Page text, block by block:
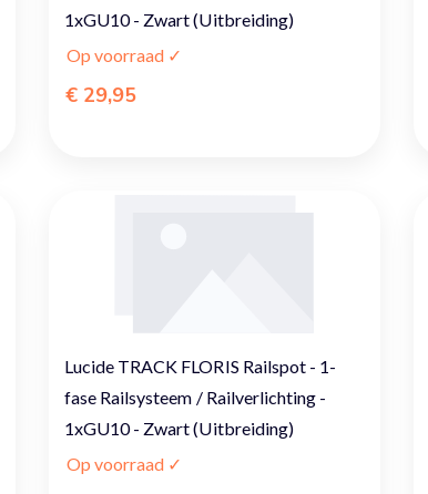
1xGU10 - Zwart (Uitbreiding)
Op voorraad ✓
€ 29,95
Lucide TRACK FLORIS Railspot - 1-
fase Railsysteem / Railverlichting -
1xGU10 - Zwart (Uitbreiding)
Op voorraad ✓